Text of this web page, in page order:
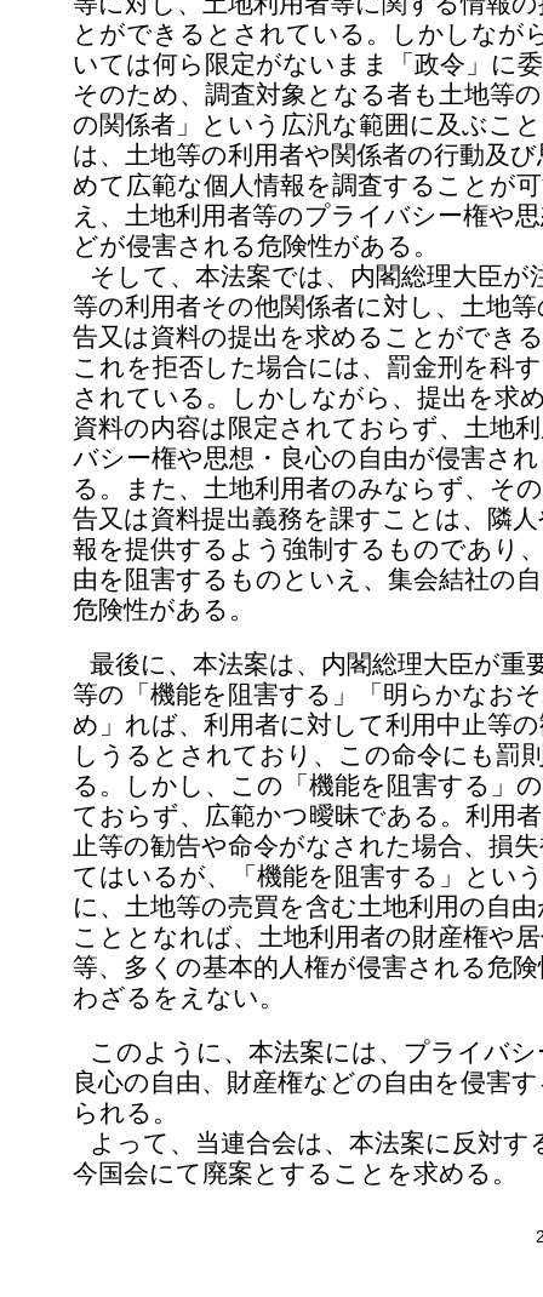
とができるとされている。しかしなが
いては何ら限定がないまま「政令」に
そのため、調査対象となる者も土地等
の関係者」という広汎な範囲に及ぶこ
は、土地等の利用者や関係者の行動及
めて広範な個人情報を調査することが
え、土地利用者等のプライバシー権や
どが侵害される危険性がある。
そして、本法案では、内閣総理大臣が
等の利用者その他関係者に対し、土地
告又は資料の提出を求めることができ
これを拒否した場合には、罰金刑を科
されている。しかしながら、提出を求
資料の内容は限定されておらず、土地
バシー権や思想・良心の自由が侵害さ
る。また、土地利用者のみならず、そ
告又は資料提出義務を課すことは、隣
報を提供するよう強制するものであり
由を阻害するものといえ、集会結社の
危険性がある。
最後に、本法案は、内閣総理大臣が重
等の「機能を阻害する」「明らかなお
め」れば、利用者に対して利用中止等
しうるとされており、この命令にも罰
る。しかし、この「機能を阻害する」
ておらず、広範かつ曖昧である。利用
止等の勧告や命令がなされた場合、損
てはいるが、「機能を阻害する」とい
に、土地等の売買を含む土地利用の自
こととなれば、土地利用者の財産権や
等、多くの基本的人権が侵害される危
わざるをえない。
このように、本法案には、プライバ
良心の自由、財産権などの自由を侵害
られる。
よって、当連合会は、本法案に反対す
今国会にて廃案とすることを求める。